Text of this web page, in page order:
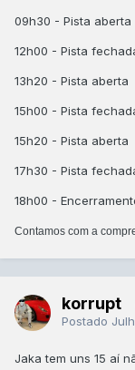
09h30 - Pista aberta
12h00 - Pista
13h20 - Pista aberta
15h00 - Pista
15h20 - Pista aberta
17h30 - Pista
18h00 -
Contamos com a
korrupt
Postado
Jaka tem uns 15 aí